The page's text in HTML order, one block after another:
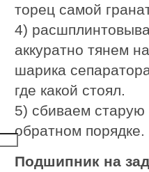
торец самой
4)
аккуратно тянем
шарика
где какой стоял.
5) сбиваем старую
обратном порядке.
Подшипник на